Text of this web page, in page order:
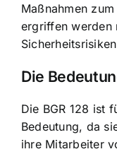
Maßnahmen
ergriffen werden
Die
Die BGR 128 ist
Bedeutung, da
ihre Mitarbeiter